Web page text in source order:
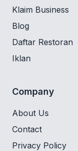
Klaim Business
Blog
Daftar Restoran
Iklan
Company
About Us
Contact
Privacy Policy